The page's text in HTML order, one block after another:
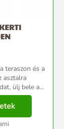
teraszon és a
ülj bele a
élvezd, hogy
♥
fa